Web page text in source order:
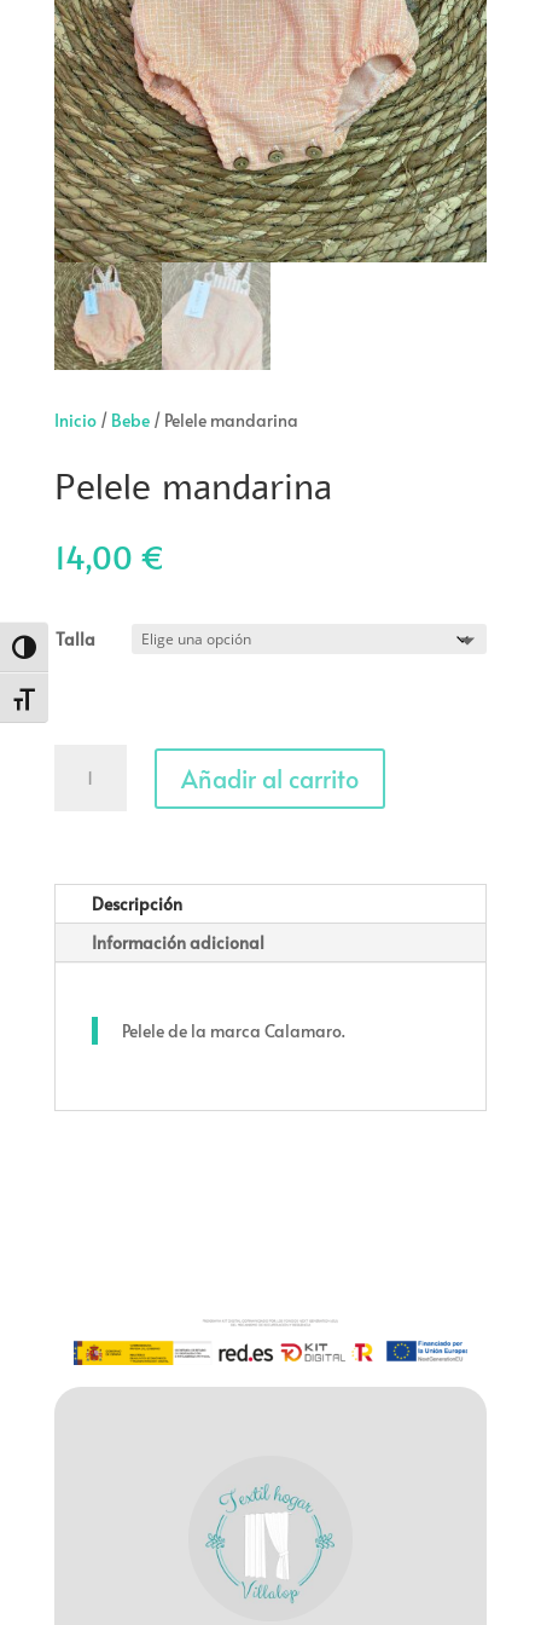
Alternar alto contraste
Alternar tamaño de letra
Inicio/ Bebe/ Pelele mandarina
Pelele mandarina
14,00 €
Talla
mandarina
Añadir al carrito
Descripción
Información adicional
Pelele de la marca Calamaro.